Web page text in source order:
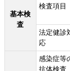
基本検
査
検査項目
法定健診
応
感染症等
抗体検査